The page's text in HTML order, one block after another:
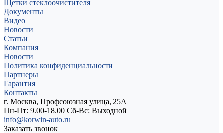
Щетки стеклоочистителя
Документы
Видео
Новости
Статьи
Компания
Новости
Политика конфиденциальности
Партнеры
Гарантия
Контакты
г. Москва, Профсоюзная улица, 25А
Пн-Пт: 9.00-18.00 Cб-Вс: Выходной
info@korwin-auto.ru
Заказать звонок